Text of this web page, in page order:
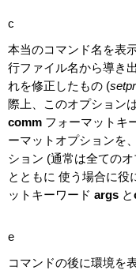
c
本当のコマンド名を表
行ファイル名から導き
れを修正したもの (
際上、このオプション
comm フォーマットキ
ーマットオプションを
ション (通常は全ての
とともに 使う場合に役
ットキーワード args と
e
コマンドの後に環境を